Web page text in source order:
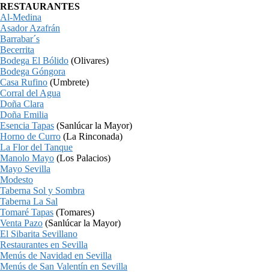
RESTAURANTES
Al-Medina
Asador Azafrán
Barrabar´s
Becerrita
Bodega El Bólido (Olivares)
Bodega Góngora
Casa Rufino (Umbrete)
Corral del Agua
Doña Clara
Doña Emilia
Esencia Tapas (Sanlúcar la Mayor)
Horno de Curro (La Rinconada)
La Flor del Tanque
Manolo Mayo (Los Palacios)
Mayo Sevilla
Modesto
Taberna Sol y Sombra
Taberna La Sal
Tomaré Tapas (Tomares)
Venta Pazo (Sanlúcar la Mayor)
El Sibarita Sevillano
Restaurantes en Sevilla
Menús de Navidad en Sevilla
Menús de San Valentín en Sevilla